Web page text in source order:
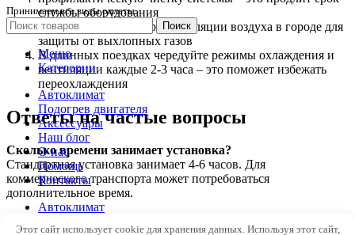
службы оборудования
Используйте режим рециркуляции воздуха в городе для
защиты от выхлопных газов
В длинных поездках чередуйте режимы охлаждения и
вентиляции каждые 2-3 часа – это поможет избежать
переохлаждения
Ответы на частые вопросы
Сколько времени занимает установка?
Стандартная установка занимает 4-6 часов. Для
коммерческого транспорта может потребоваться
дополнительное время.
Принимаем все виды оплаты.
Поиск
Меню
Категории
Автоклимат
Подогрев двигателя
Аксессуары
Наш блог
О нас
Помощь
Контакты
Автоклимат
Этот сайт использует cookie для хранения данных. Используя этот сайт,